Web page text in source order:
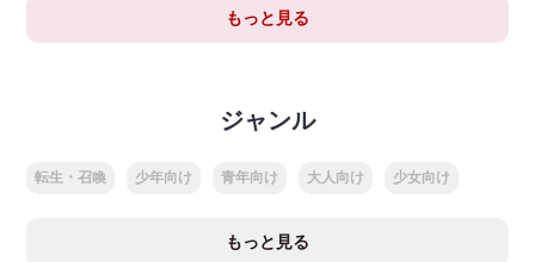
もっと見る
ジャンル
転生・召喚 少年向け 青年向け 大人向け 少女向け
もっと見る